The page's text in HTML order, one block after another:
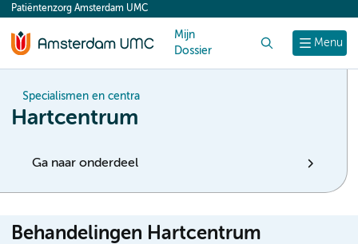
content
Menu
Patiëntenzorg Amsterdam UMC
Mijn
Dossier
Specialismen en centra
Hartcentrum
Ga naar onderdeel
Behandelingen Hartcentrum